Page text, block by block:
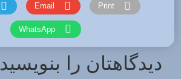
Print
Email
WhatsApp
دیدگاهتان را بنویسید